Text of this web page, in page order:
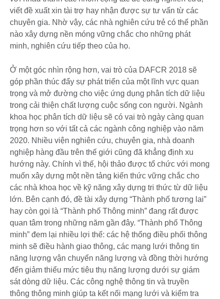
viết đề xuất xin tài trợ hay nhận được sự tư vấn từ các
chuyên gia. Nhờ vậy, các nhà nghiên cứu trẻ có thể phần
nào xây dựng nền móng vững chắc cho những phát
minh, nghiên cứu tiếp theo của họ.
Ở một góc nhìn rộng hơn, vai trò của DAFCR 2018 sẽ
góp phần thúc đẩy sự phát triển của một lĩnh vực quan
trọng và mở đường cho việc ứng dụng phân tích dữ liệu
trong cải thiện chất lượng cuộc sống con người. Ngành
khoa học phân tích dữ liệu sẽ có vai trò ngày càng quan
trọng hơn so với tất cả các ngành công nghiệp vào năm
2020. Nhiều viện nghiên cứu, chuyên gia, nhà doanh
nghiệp hàng đầu trên thế giới cũng đã khẳng định xu
hướng này. Chính vì thế, hội thảo được tổ chức với mong
muốn xây dựng một nền tảng kiến thức vững chắc cho
các nhà khoa học về kỹ năng xây dựng tri thức từ dữ liệu
lớn. Bên cạnh đó, đề tài xây dựng “Thành phố tương lai”
hay còn gọi là “Thành phố Thông minh” đang rất được
quan tâm trong những năm gần đây. “Thành phố Thông
minh” đem lại nhiều lợi thế: các hệ thống điều phối thông
minh sẽ điều hành giao thông, các mạng lưới thông tin
năng lượng vận chuyển năng lượng và đồng thời hướng
đến giảm thiểu mức tiêu thụ năng lượng dưới sự giám
sát dòng dữ liệu. Các công nghệ thông tin và truyền
thông thông minh giúp ta kết nối mạng lưới và kiểm tra